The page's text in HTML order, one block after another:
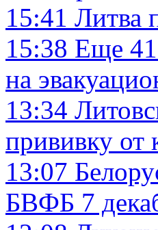
15:41 Литва
15:38 Еще
на
13:34
прививку от
13:07
БВФБ 7